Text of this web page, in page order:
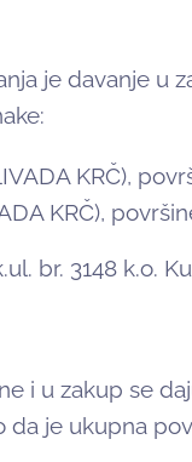
je davanje u
KRČ),
KRČ),
br. 3148 k.o.
i u zakup se
da je ukupna